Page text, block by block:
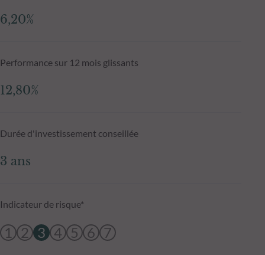
6,20%
Performance sur 12 mois glissants
12,80%
Durée d'investissement conseillée
3 ans
Indicateur de risque*
1 2 3 4 5 6 7